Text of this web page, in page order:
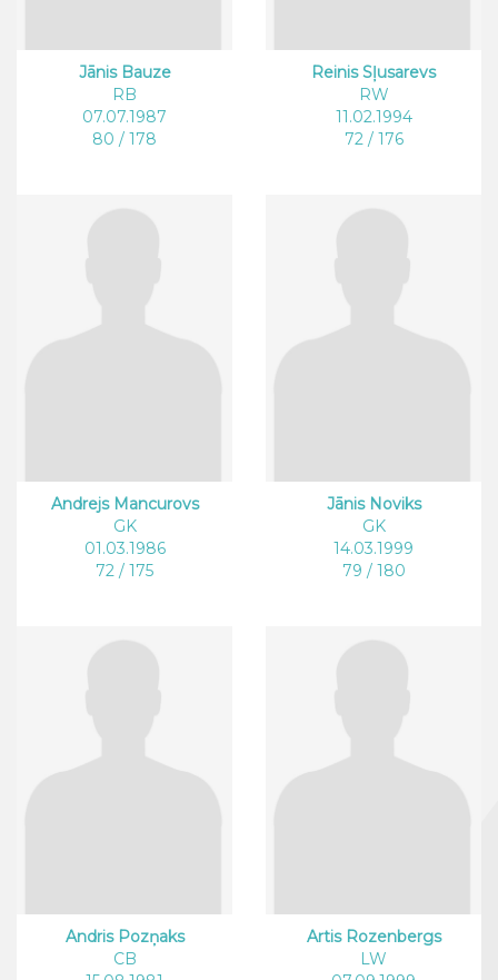
Jānis Bauze
RB
07.07.1987
80 / 178
Reinis Sļusarevs
RW
11.02.1994
72 / 176
Andrejs Mancurovs
GK
01.03.1986
72 / 175
Jānis Noviks
GK
14.03.1999
79 / 180
Andris Pozņaks
CB
Artis Rozenbergs
LW